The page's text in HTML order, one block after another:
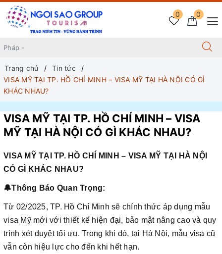
0
0
Trang chủ
Tin tức
VISA MỸ TẠI TP. HỒ CHÍ MINH – VISA MỸ TẠI HÀ NỘI CÓ GÌ
KHÁC NHAU?
VISA MỸ TẠI TP. HỒ CHÍ MINH – VISA
MỸ TẠI HÀ NỘI CÓ GÌ KHÁC NHAU?
VISA MỸ TẠI TP. HỒ CHÍ MINH – VISA MỸ TẠI HÀ NỘI
CÓ GÌ KHÁC NHAU?
🔔Thông Báo Quan Trọng:
Từ 02/2025, TP. Hồ Chí Minh sẽ chính thức áp dụng mẫu
visa Mỹ mới với thiết kế hiện đại, bảo mật nâng cao và quy
trình xét duyệt tối ưu. Trong khi đó, tại Hà Nội, mẫu visa cũ
vẫn còn hiệu lực cho đến khi hết hạn.